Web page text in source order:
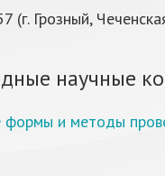
Грозный,
научные
и методы